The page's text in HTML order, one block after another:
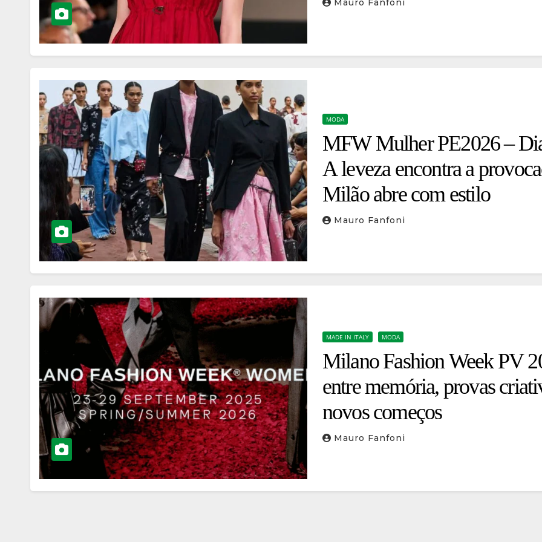
MODA
MFW Mulher PE2026 –
A leveza encontra a
Milão abre com estilo
Mauro Fanfoni
MADE IN ITALY MODA
Milano Fashion Week PV
entre memória, provas
novos começos
Mauro Fanfoni